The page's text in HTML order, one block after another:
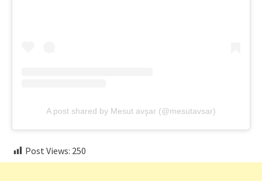
A post shared by Mesut avşar (@mesutavsar)
Post Views: 250